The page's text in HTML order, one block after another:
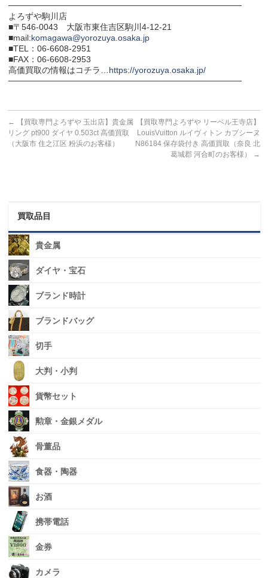
───────────────────────────────────────
よろずや駒川店
■〒546-0043 大阪市東住吉区駒川4-12-21
■mail:komagawa@yorozuya.osaka.jp
■TEL：06-6608-2951
■FAX：06-6608-2953
高価買取の情報はコチラ…https://yorozuya.osaka.jp/
───────────────────────────────────────
←
【買取専門よろずや 玉出店】貴金属
リング pt900 ダイヤ 0.503ct 高価買取
（大阪市 住之江区 粉浜のお客様）
【買取専門よろずや リーベル王寺店】
LouisVuitton ルイヴィトン カプシーヌ
N86184 保存袋付き 高価買取（奈良 北
葛城郡 河合町のお客様）
→
買取品目
貴金属
ダイヤ・宝石
ブランド時計
ブランドバッグ
切手
大判・小判
貨幣セット
勲章・金銀メダル
骨董品
食器・陶器
お酒
携帯電話
金券
カメラ